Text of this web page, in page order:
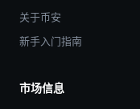
关于币安
新手入门指南
市场信息